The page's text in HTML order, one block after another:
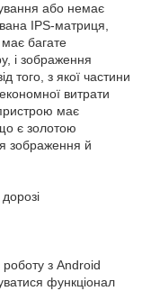
або немає
IPS-матриця,
має багате
і зображення
того, з якої частини
витрати
має
є золотою
зображення й
роботу з Android
функціонал